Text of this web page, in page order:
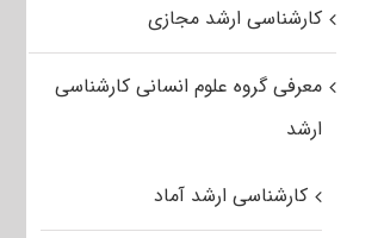
کارشناسی ارشد مجازی
معرفی گروه علوم انسانی کارشناسی
ارشد
کارشناسی ارشد آماد